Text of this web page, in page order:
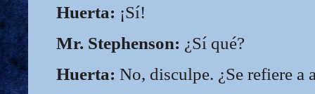
Huerta: ¡Sí!
Mr. Stephenson: ¿Sí qué?
Huerta: No, disculpe. ¿Se refiere a